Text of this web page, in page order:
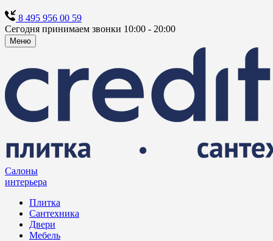
8 495 956 00 59
Сегодня принимаем звонки 10:00 - 20:00
Меню
Салоны
интерьера
Плитка
Сантехника
Двери
Мебель